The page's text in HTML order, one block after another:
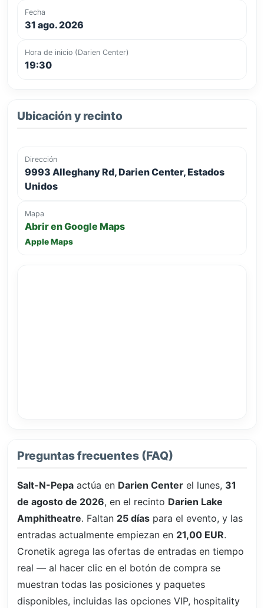
Fecha
31 ago. 2026
Hora de inicio (Darien Center)
19:30
Ubicación y recinto
Dirección
9993 Alleghany Rd, Darien Center, Estados
Unidos
Mapa
Abrir en Google Maps
Apple Maps
Preguntas frecuentes (FAQ)
Salt-N-Pepa actúa en Darien Center el lunes, 31
de agosto de 2026, en el recinto Darien Lake
Amphitheatre. Faltan 25 días para el evento, y las
entradas actualmente empiezan en 21,00 EUR.
Cronetik agrega las ofertas de entradas en tiempo
real — al hacer clic en el botón de compra se
muestran todas las posiciones y paquetes
disponibles, incluidas las opciones VIP, hospitality